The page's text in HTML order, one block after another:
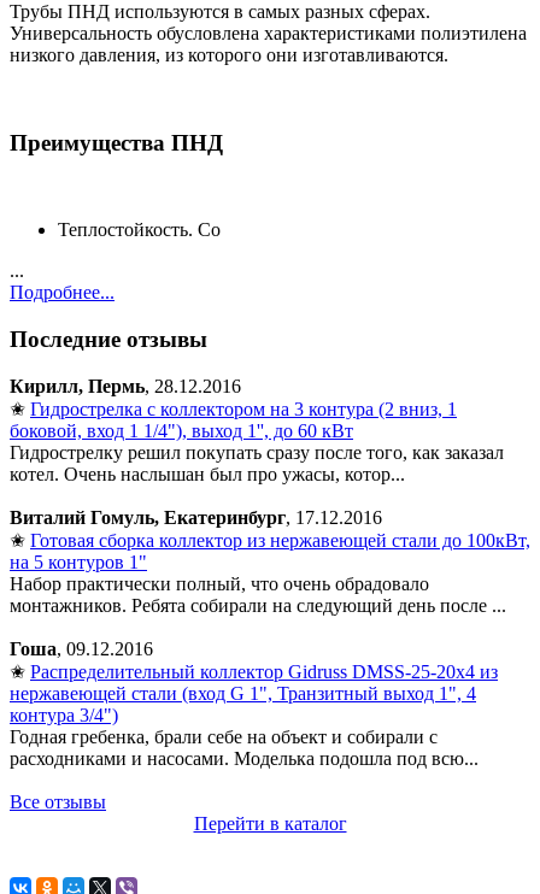
Трубы ПНД используются в самых разных сферах.
Универсальность обусловлена характеристиками полиэтилена
низкого давления, из которого они изготавливаются.
Преимущества ПНД
Теплостойкость. Со
...
Подробнее...
Последние отзывы
Кирилл, Пермь, 28.12.2016
✬ Гидрострелка с коллектором на 3 контура (2 вниз, 1
боковой, вход 1 1/4"), выход 1'', до 60 кВт
Гидрострелку решил покупать сразу после того, как заказал
котел. Очень наслышан был про ужасы, котор...
Виталий Гомуль, Екатеринбург, 17.12.2016
✬ Готовая сборка коллектор из нержавеющей стали до 100кВт,
на 5 контуров 1"
Набор практически полный, что очень обрадовало
монтажников. Ребята собирали на следующий день после ...
Гоша, 09.12.2016
✬ Распределительный коллектор Gidruss DMSS-25-20x4 из
нержавеющей стали (вход G 1", Транзитный выход 1", 4
контура 3/4")
Годная гребенка, брали себе на объект и собирали с
расходниками и насосами. Моделька подошла под всю...
Все отзывы
Перейти в каталог